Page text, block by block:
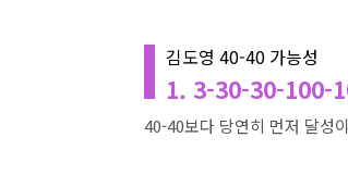
김도영 40-40 가능성
1. 3-30-30-100-
40-40보다 당연히 먼저 달성